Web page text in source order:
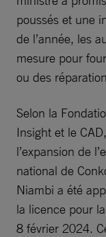
poussés et une
de l’année, les
mesure pour
ou des
Selon la
Insight et le
l’expansion de
national de
Niambi a été
la licence pour
8 février 2024.